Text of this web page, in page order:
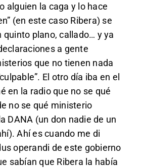
alguien la caga y lo hace
(en este caso Ribera) se
quinto plano, callado… y ya
a gente
que no tienen nada
El otro día iba en el
en la radio que no se qué
no se qué ministerio
DANA (un don nadie de un
Ahí es cuando me di
operandi de este gobierno
sabían que Ribera la había